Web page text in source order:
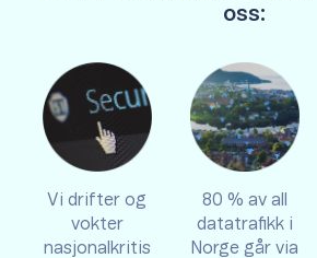
oss:
Vi drifter og
vokter
nasjonalkritis
80 % av all
datatrafikk i
Norge går via